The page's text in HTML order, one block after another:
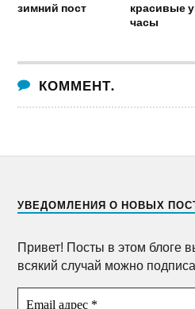
зимний пост
красивые
часы
КОММЕНТ.
УВЕДОМЛЕНИЯ О НОВЫХ
Привет! Посты в этом блоге
всякий случай можно